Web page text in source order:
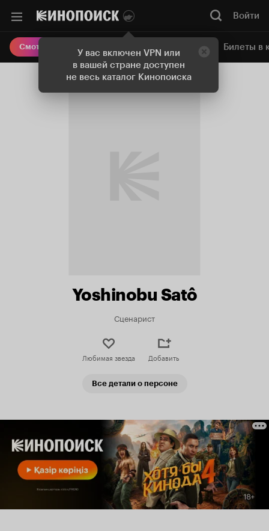
У вас включен VPN или
в вашей стране доступен
не весь каталог Кинопоиска
Войти
Смотреть кино Онлайн-кинотеатр Билеты в
Yoshinobu Satô
Сценарист
Любимая звезда Добавить
Все детали о персоне